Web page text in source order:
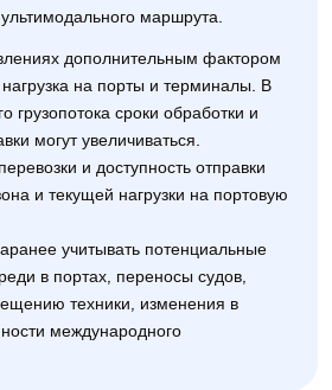
маршрута.
дополнительным фактором
нагрузка на порты и терминалы. В
грузопотока сроки обработки и
могут увеличиваться.
и доступность отправки
и текущей нагрузки на портовую
учитывать потенциальные
в портах, переносы судов,
техники, изменения в
международного